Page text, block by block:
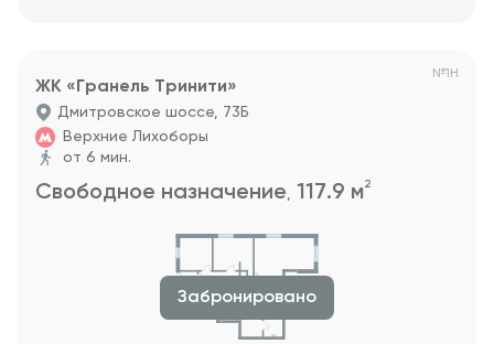
№1Н
ЖК «Гранель Тринити»
Дмитровское шоссе, 73Б
Верхние Лихоборы
от 6 мин.
Свободное назначение, 117.9 м 2
Забронировано